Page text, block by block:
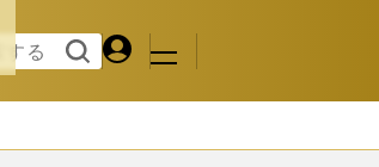
検索
る
マイペ
ジ
メニュ